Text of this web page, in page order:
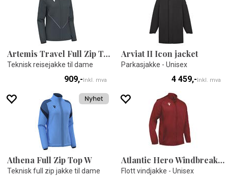
Artemis Travel Full Zip Top
Teknisk reisejakke til dame
909,-Inkl. mva
Arviat II Icon jacket
Parkasjakke - Unisex
4 459,-Inkl. mva
Athena Full Zip Top W
Teknisk full zip jakke til dame
Atlantic Hero Windbreaker
Flott vindjakke - Unisex